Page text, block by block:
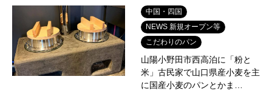
中国・四国
NEWS 新規オープン等
こだわりのパン
山陽小野田市西高泊に「粉と
米」古民家で山口県産小麦を主
に国産小麦のパンとかま…